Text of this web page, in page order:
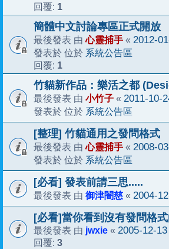
回覆: 1
簡體中文討論專區正式開放
最後發表 由心靈捕手 « 2012-
發表於 位於 系統公告區
回覆: 1
竹貓新作品：樂活之都
最後發表 由 小竹子 « 2011-10-
發表於 位於 系統公告區
[整理] 竹貓通用之發問格式
最後發表 由心靈捕手 « 2008-
發表於 位於 系統公告區
[必看] 發表前請三思.....
最後發表 由 御津闇慈 « 2004-
[必看]當你看到沒有發問格
最後發表 由 jwxie « 2005-12-
回覆: 3